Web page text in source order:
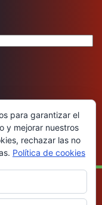
para garantizar el
y mejorar nuestros
rechazar las no
Política de cookies